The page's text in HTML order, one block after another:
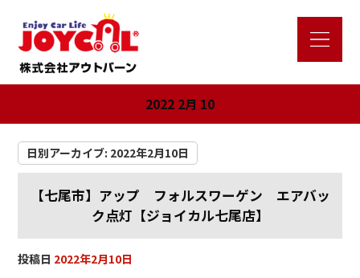
2022 2月 10
日別アーカイブ: 2022年2月10日
【七尾市】アップ フォルスワーゲン エアバッ
ク点灯【ジョイカル七尾店】
投稿日 2022年2月10日